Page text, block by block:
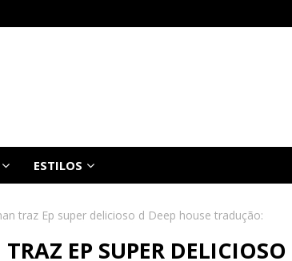
ESTILOS
traz Ep super delicioso d Deep house tradução:
EP SUPER DELICIOSO